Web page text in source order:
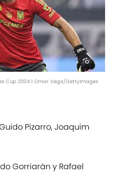
Cup 2024 | Omar Vega/GettyImages
Pizarro, Joaquim
Gorriarán y Rafael